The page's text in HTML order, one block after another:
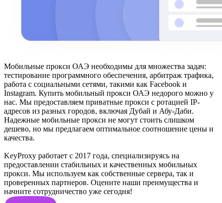
Мобильные прокси ОАЭ необходимы для множества задач:
тестирование программного обеспечения, арбитраж трафика,
работа с социальными сетями, такими как Facebook и
Instagram. Купить мобильный прокси ОАЭ недорого можно у
нас. Мы предоставляем приватные прокси с ротацией IP-
адресов из разных городов, включая Дубай и Абу-Даби.
Надежные мобильные прокси не могут стоить слишком
дешево, но мы предлагаем оптимальное соотношение цены и
качества.
KeyProxy работает с 2017 года, специализируясь на
предоставлении стабильных и качественных мобильных
прокси. Мы используем как собственные сервера, так и
проверенных партнеров. Оцените наши преимущества и
начните сотрудничество уже сегодня!